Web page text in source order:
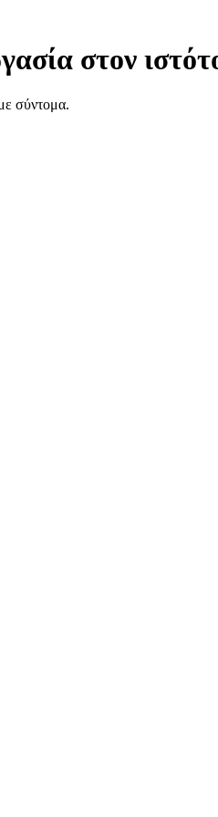
στον
σύντομα.